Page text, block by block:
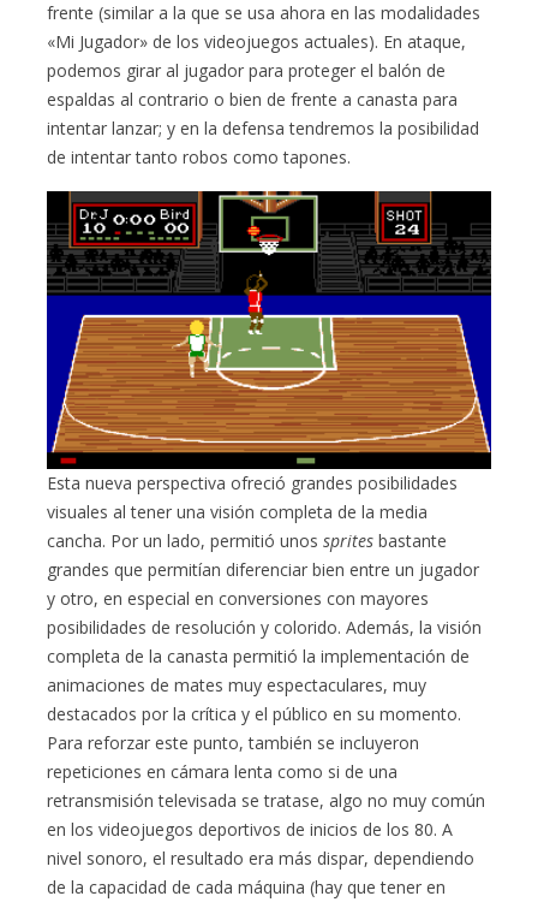
frente (similar a la que se usa ahora en las modalidades
«Mi Jugador» de los videojuegos actuales). En ataque,
podemos girar al jugador para proteger el balón de
espaldas al contrario o bien de frente a canasta para
intentar lanzar; y en la defensa tendremos la posibilidad
de intentar tanto robos como tapones.
Esta nueva perspectiva ofreció grandes posibilidades
visuales al tener una visión completa de la media
cancha. Por un lado, permitió unossprites bastante
grandes que permitían diferenciar bien entre un jugador
y otro, en especial en conversiones con mayores
posibilidades de resolución y colorido. Además, la visión
completa de la canasta permitió la implementación de
animaciones de mates muy espectaculares, muy
destacados por la crítica y el público en su momento.
Para reforzar este punto, también se incluyeron
repeticiones en cámara lenta como si de una
retransmisión televisada se tratase, algo no muy común
en los videojuegos deportivos de inicios de los 80. A
nivel sonoro, el resultado era más dispar, dependiendo
de la capacidad de cada máquina (hay que tener en